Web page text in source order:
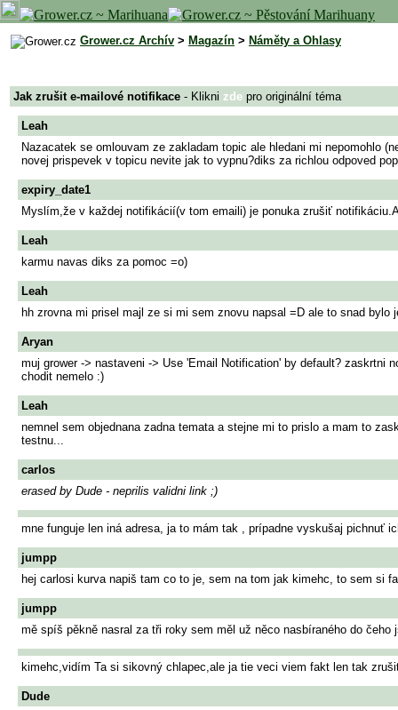
Grower.cz Archív > Magazín > Náměty a Ohlasy
Jak zrušit e-mailové notifikace - Klikni zde pro originální téma
Leah
Nazacatek se omlouvam ze zakladam topic ale hledani mi nepomohlo
novej prispevek v topicu nevite jak to vypnu?diks za richlou odpoved
expiry_date1
Myslím,že v každej notifikácií(v tom emaili) je ponuka zrušiť
Leah
karmu navas diks za pomoc =o)
Leah
hh zrovna mi prisel majl ze si mi sem znovu napsal =D ale to snad bylo
Aryan
muj grower -> nastaveni -> Use 'Email Notification' by default? zaskrtni
chodit nemelo :)
Leah
nemnel sem objednana zadna temata a stejne mi to prislo a mam to
testnu...
carlos
erased by Dude - neprilis validni link ;)
mne funguje len iná adresa, ja to mám tak , prípadne vyskušaj pichnuť
jumpp
hej carlosi kurva napiš tam co to je, sem na tom jak kimehc, to sem si
jumpp
mě spíš pěkně nasral za tři roky sem měl už něco nasbíraného do
kimehc,vidím Ta si sikovný chlapec,ale ja tie veci viem fakt len tak
Dude